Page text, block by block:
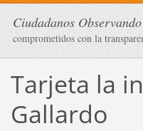
Ciudadanos Observando
comprometidos con la
Tarjeta la
Gallardo